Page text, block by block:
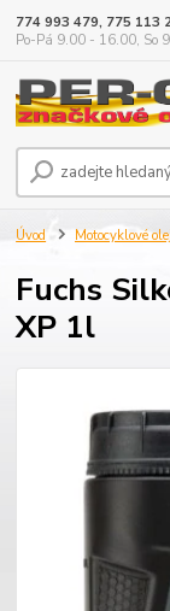
774 993 479, 775 113
Po-Pá 9.00 - 16.00, So
Úvod Motocyklové
Fuchs
XP 1l